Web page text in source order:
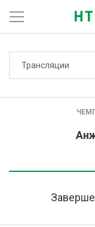
Трансляции